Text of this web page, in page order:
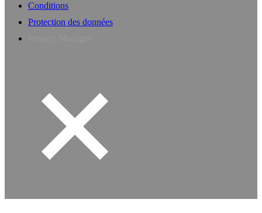
Conditions
Protection des données